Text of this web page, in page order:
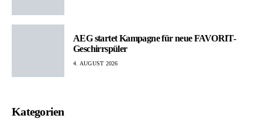
AEG startet Kampagne für neue FAVORIT-
Geschirrspüler
4. AUGUST 2026
Kategorien